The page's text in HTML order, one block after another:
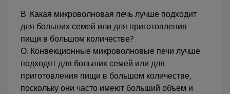
В: Какая микроволновая печь лучше подходит
для больших семей или для приготовления
пищи в большом количестве?
О: Конвекционные микроволновые печи лучше
подходят для больших семей или для
приготовления пищи в большом количестве,
поскольку они часто имеют больший объем и